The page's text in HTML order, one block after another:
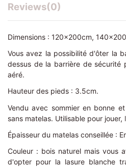
Reviews(0)
Dimensions : 120x200cm,
Vous avez la possibilité d'ôter la
dessus de la barrière de sécurité
aéré.
Hauteur des pieds : 3.5cm.
Vendu avec sommier en bonne
sans matelas. Utilisable pour jouer,
Épaisseur du matelas conseillée :
Couleur : bois naturel mais vous
d'opter pour la lasure blanche